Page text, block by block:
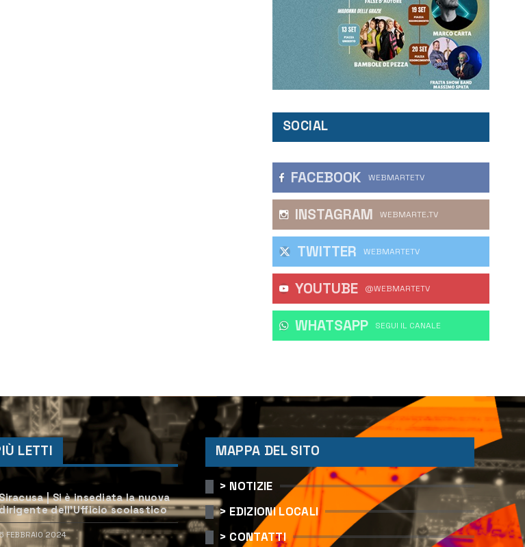
SOCIAL
FACEBOOK WEBMARTETV
INSTAGRAM WEBMARTE.TV
TWITTER WEBMARTETV
YOUTUBE @WEBMARTETV
WHATSAPP ‎SEGUI IL CANALE
LETTI
| Si è insediata la nuova
dell’Ufficio scolastico
6 FEBBRAIO 2024
MAPPA DEL SITO
> NOTIZIE
> EDIZIONI LOCALI
> CONTATTI